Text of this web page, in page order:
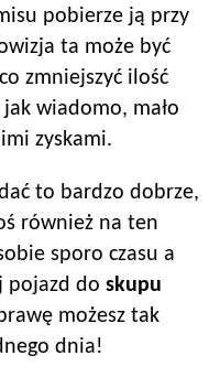
pobierze ją przy
ta może być
zmniejszyć ilość
wiadomo, mało
zyskami.
to bardzo dobrze,
również na ten
sporo czasu a
pojazd do skupu
możesz tak
dnia!